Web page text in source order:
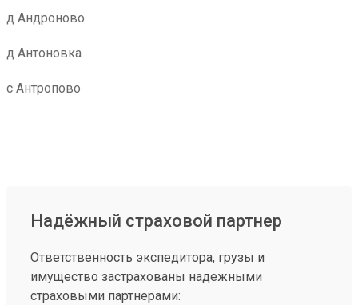
д Андроново
д Антоновка
с Антропово
Надёжный страховой партнер
Ответственность экспедитора, грузы и
имущество застрахованы надежными
страховыми партнерами: